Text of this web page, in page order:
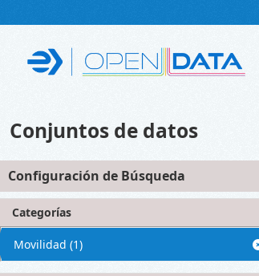
Conjuntos de datos
Configuración de Búsqueda
Categorías
Movilidad (1)